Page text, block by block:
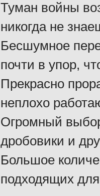
Туман войны
никогда не
Бесшумное
почти в упор,
Прекрасно
неплохо
Огромный
дробовики и
Большое
подходящих